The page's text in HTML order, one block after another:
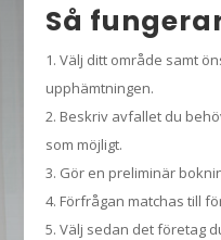
Så
Välj ditt område samt
upphämtningen.
Beskriv avfallet du
som möjligt.
Gör en preliminär
Förfrågan matchas till
Välj sedan det företag